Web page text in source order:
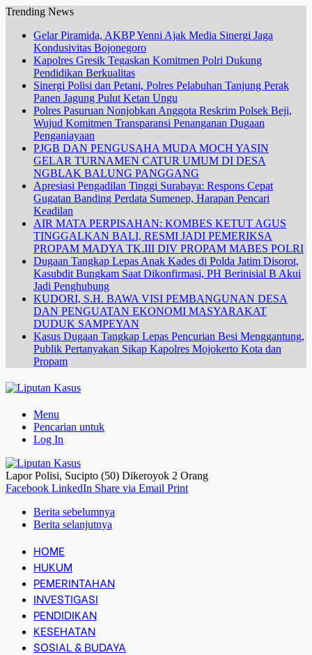
Trending News
Gelar Piramida, AKBP Yenni Ajak Media Sinergi Jaga
Kondusivitas Bojonegoro
Kapolres Gresik Tegaskan Komitmen Polri Dukung
Pendidikan Berkualitas
Sinergi Polisi dan Petani, Polres Pelabuhan Tanjung Perak
Panen Jagung Pulut Ketan Ungu
Polres Pasuruan Nonjobkan Anggota Reskrim Polsek Beji,
Wujud Komitmen Transparansi Penanganan Dugaan
Penganiayaan
PJGB DAN PENGUSAHA MUDA MOCH YASIN
GELAR TURNAMEN CATUR UMUM DI DESA
NGBLAK BALUNG PANGGANG
Apresiasi Pengadilan Tinggi Surabaya: Respons Cepat
Gugatan Banding Perdata Sumenep, Harapan Pencari
Keadilan
AIR MATA PERPISAHAN: KOMBES KETUT AGUS
TINGGALKAN BALI, RESMI JADI PEMERIKSA
PROPAM MADYA TK.III DIV PROPAM MABES POLRI
Dugaan Tangkap Lepas Anak Kades di Polda Jatim Disorot,
Kasubdit Bungkam Saat Dikonfirmasi, PH Berinisial B Akui
Jadi Penghubung
KUDORI, S.H. BAWA VISI PEMBANGUNAN DESA
DAN PENGUATAN EKONOMI MASYARAKAT
DUDUK SAMPEYAN
Kasus Dugaan Tangkap Lepas Pencurian Besi Menggantung,
Publik Pertanyakan Sikap Kapolres Mojokerto Kota dan
Propam
Menu
Pencarian untuk
Log In
Lapor Polisi, Sucipto (50) Dikeroyok 2 Orang
Facebook LinkedIn Share via Email Print
Berita sebelumnya
Berita selanjutnya
HOME
HUKUM
PEMERINTAHAN
INVESTIGASI
PENDIDIKAN
KESEHATAN
SOSIAL & BUDAYA